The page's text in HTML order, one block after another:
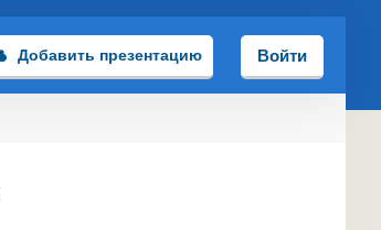
Добавить презентацию Войти